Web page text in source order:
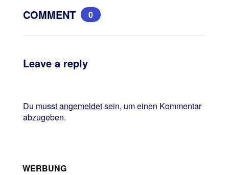
COMMENT 0
Leave a reply
Du musstangemeldetsein, um einen Kommentar
abzugeben.
WERBUNG